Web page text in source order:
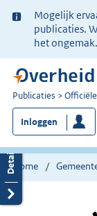
Ter
informatie:
Mogelijk
publicaties.
het ongemak.
U
bent
nu
hier:
Publicaties
Inloggen
Home